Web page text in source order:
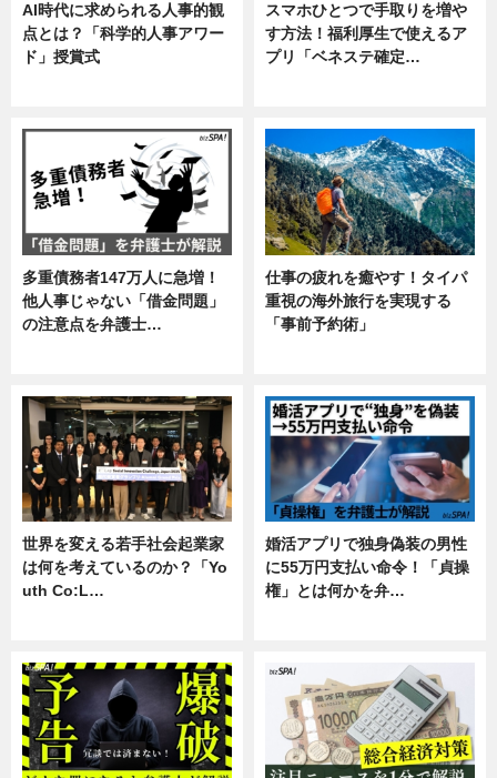
AI時代に求められる人事的観
点とは？「科学的人事アワー
ド」授賞式
スマホひとつで手取りを増や
す方法！福利厚生で使えるア
プリ「ベネステ確定…
多重債務者147万人に急増！
他人事じゃない「借金問題」
の注意点を弁護士…
仕事の疲れを癒やす！タイパ
重視の海外旅行を実現する
「事前予約術」
世界を変える若手社会起業家
は何を考えているのか？「Yo
uth Co:L…
婚活アプリで独身偽装の男性
に55万円支払い命令！「貞操
権」とは何かを弁…